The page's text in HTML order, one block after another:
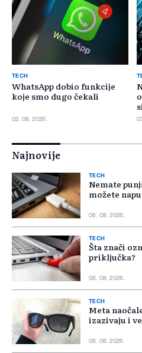
TECH
WhatsApp dobio funkcije
koje smo dugo čekali
02. 08. 2026.
Najnovije
TECH
Nemate
možete
06. 08. 2026.
TECH
Šta znači
priključka?
06. 08. 2026.
TECH
Meta
izazivaju i
06. 08. 2026.